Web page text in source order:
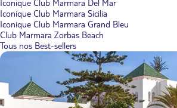
Iconique Club Marmara Del Mar
Iconique Club Marmara Sicilia
Iconique Club Marmara Grand Bleu
Club Marmara Zorbas Beach
Tous nos Best-sellers